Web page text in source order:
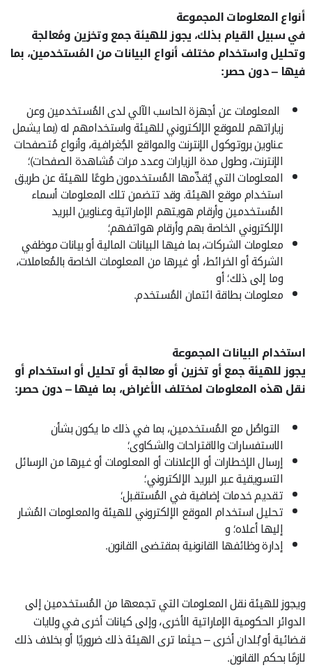
أنواع المعلومات المجموعة
في سبيل القيام بذلك، يجوز للهيئة جمع وتخزين ومُعالجة
وتحليل واستخدام مختلف أنواع البيانات من المُستخدمين، بما
فيها – دون حصر:
المعلومات عن أجهزة الحاسب الآلي لدى المُستخدمين وعن
زياراتهم للموقع الإلكتروني للهيئة واستخدامهم له (بما يشمل
عناوين بروتوكول الإنترنت والمواقع الجُغرافية، وأنواع مُتصفحات
الإنترنت، وطول مدة الزيارات وعدد مرات مُشاهدة الصفحات)؛
المعلومات التي يُقدِّمها المُستخدمون طوعًا للهيئة عن طريق
استخدام موقع الهيئة. وقد تتضمن تلك المعلومات أسماء
المُستخدمين وأرقام هويتهم الإماراتية وعناوين البريد
الإلكتروني الخاصة بهم وأرقام هواتفهم؛
معلومات الشركات، بما فيها البيانات المالية أو بيانات موظفي
الشركة أو الخرائط، أو غيرها من المعلومات الخاصة بالمُعاملات،
وما إلى ذلك؛ أو
معلومات بطاقة ائتمان المُستخدم.
استخدام البيانات المجموعة
يجوز للهيئة جمع أو تخزين أو معالجة أو تحليل أو استخدام أو
نقل هذه المعلومات لمختلف الأغراض، بما فيها – دون حصر:
التواصُل مع المُستخدمين، بما في ذلك ما يكون بشأن
الاستفسارات والاقتراحات والشكاوى؛
إرسال الإخطارات أو الإعلانات أو المعلومات أو غيرها من الرسائل
التسويقية عبر البريد الإلكتروني؛
تقديم خدمات إضافية في المُستقبل؛
تحليل استخدام الموقع الإلكتروني للهيئة والمعلومات المُشار
إليها أعلاه؛ و
إدارة وظائفها القانونية بمقتضى القانون.
ويجوز للهيئة نقل المعلومات التي تجمعها من المُستخدمين إلى
الدوائر الحكومية الإماراتية الأخرى، وإلى كيانات أخرى في ولايات
قضائية أو بُلدان أخرى – حيثما ترى الهيئة ذلك ضروريًا أو بخلاف ذلك
لازمًا بحكم القانون.